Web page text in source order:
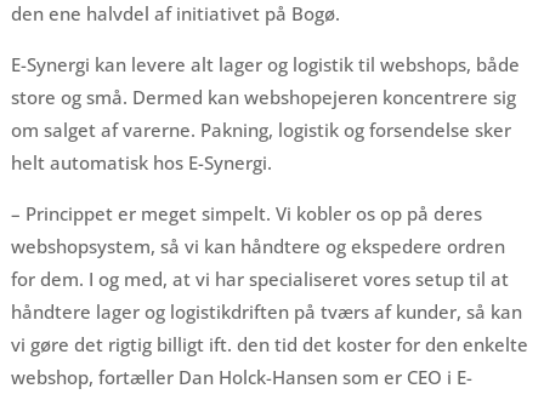
den ene halvdel af initiativet på Bogø.
E-Synergi kan levere alt lager og logistik til webshops, både
store og små. Dermed kan webshopejeren koncentrere sig
om salget af varerne. Pakning, logistik og forsendelse sker
helt automatisk hos E-Synergi.
– Princippet er meget simpelt. Vi kobler os op på deres
webshopsystem, så vi kan håndtere og ekspedere ordren
for dem. I og med, at vi har specialiseret vores setup til at
håndtere lager og logistikdriften på tværs af kunder, så kan
vi gøre det rigtig billigt ift. den tid det koster for den enkelte
webshop, fortæller Dan Holck-Hansen som er CEO i E-